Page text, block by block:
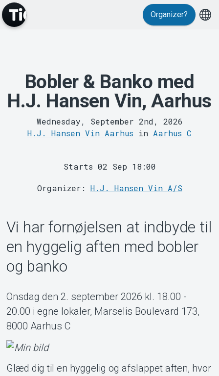
MyTickster
Support
Organizer?
Bobler & Banko med
H.J. Hansen Vin, Aarhus
Wednesday, September 2nd, 2026
H.J. Hansen Vin Aarhus in Aarhus C
Starts 02 Sep 18:00
Organizer: H.J. Hansen Vin A/S
Vi har fornøjelsen at indbyde til
en hyggelig aften med bobler
og banko
Onsdag den 2. september 2026 kl. 18.00 -
20.00 i egne lokaler, Marselis Boulevard 173,
8000 Aarhus C
Glæd dig til en hyggelig og afslappet aften, hvor